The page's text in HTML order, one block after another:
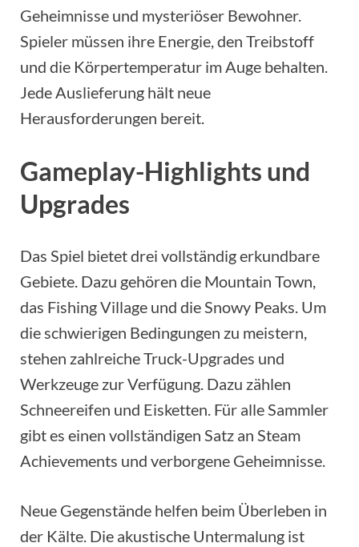
Geheimnisse und mysteriöser Bewohner.
Spieler müssen ihre Energie, den Treibstoff
und die Körpertemperatur im Auge behalten.
Jede Auslieferung hält neue
Herausforderungen bereit.
Gameplay-Highlights und
Upgrades
Das Spiel bietet drei vollständig erkundbare
Gebiete. Dazu gehören die Mountain Town,
das Fishing Village und die Snowy Peaks. Um
die schwierigen Bedingungen zu meistern,
stehen zahlreiche Truck-Upgrades und
Werkzeuge zur Verfügung. Dazu zählen
Schneereifen und Eisketten. Für alle Sammler
gibt es einen vollständigen Satz an Steam
Achievements und verborgene Geheimnisse.
Neue Gegenstände helfen beim Überleben in
der Kälte. Die akustische Untermalung ist